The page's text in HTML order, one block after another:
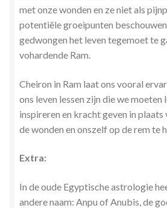
met onze wonden en ze niet als
potentiële groeipunten
gedwongen het leven tegemoet te
vohardende Ram.
Cheiron in Ram laat ons vooral
ons leven lessen zijn die we moeten
inspireren en kracht geven in
de wonden en onszelf op de rem te
Extra:
In de oude Egyptische astrologie
andere naam: Anpu of Anubis, de